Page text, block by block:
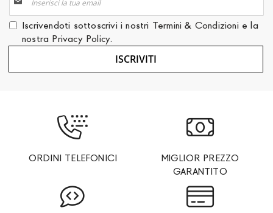
alla
nostra
Newsletter:
Iscrivendoti sottoscrivi i nostri Termini & Condizioni e la
nostra Privacy Policy.
ISCRIVITI
ORDINI TELEFONICI
MIGLIOR PREZZO
GARANTITO